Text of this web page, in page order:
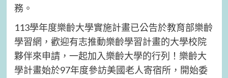
務。
113學年度樂齡大學實施計畫已公告於教育部樂齡
學習網，歡迎有志推動樂齡學習計畫的大學校院
夥伴來申請，一起加入樂齡大學的行列！樂齡大
學計畫始於97年度參訪美國老人寄宿所，開始委